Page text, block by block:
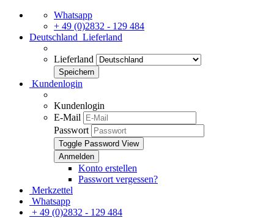
Whatsapp
+ 49 (0)2832 - 129 484
Deutschland Lieferland
Lieferland
Kundenlogin
Kundenlogin
E-Mail
Passwort
Toggle Password View
Konto erstellen
Passwort vergessen?
Merkzettel
Whatsapp
+ 49 (0)2832 - 129 484